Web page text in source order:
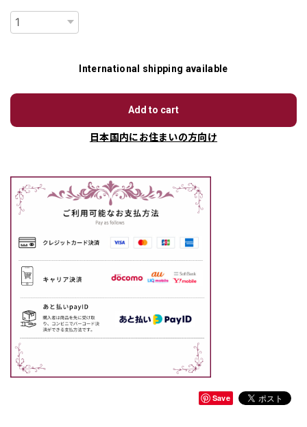
International shipping available
Add to cart
日本国内にお住まいの方向け
Save